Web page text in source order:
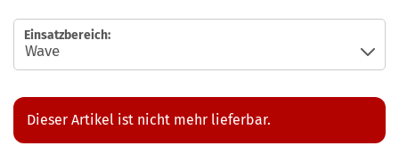
Einsatzbereich:
Dieser Artikel ist nicht mehr lieferbar.